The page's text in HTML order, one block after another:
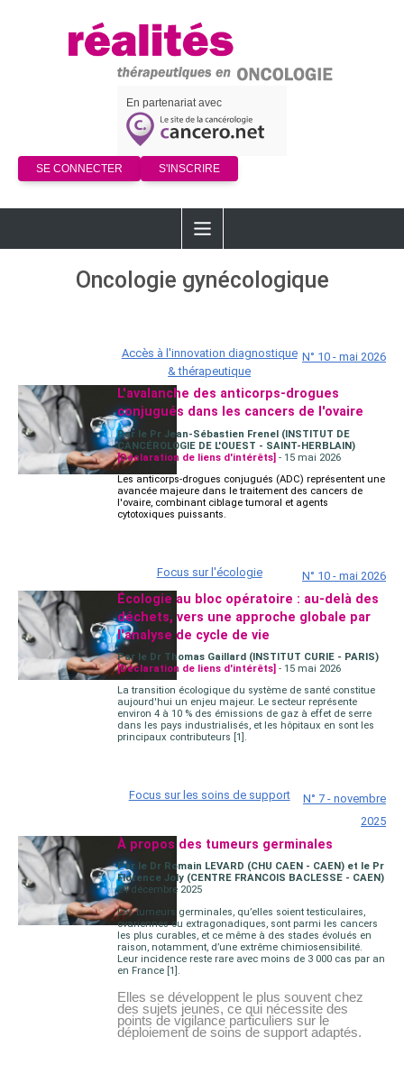
En partenariat avec
SE CONNECTER S'INSCRIRE
Oncologie gynécologique
Accès à l'innovation diagnostique
& thérapeutique
N° 10 - mai 2026
L'avalanche des anticorps-drogues
conjugués dans les cancers de l'ovaire
Par le Pr Jean-Sébastien Frenel (INSTITUT DE
CANCÉROLOGIE DE L'OUEST - SAINT-HERBLAIN)
[Déclaration de liens d'intérêts]- 15 mai 2026
Les anticorps-drogues conjugués (ADC) représentent une
avancée majeure dans le traitement des cancers de
l'ovaire, combinant ciblage tumoral et agents
cytotoxiques puissants.
Focus sur l'écologie N° 10 - mai 2026
Écologie au bloc opératoire : au-delà des
déchets, vers une approche globale par
l'analyse de cycle de vie
Par le Dr Thomas Gaillard (INSTITUT CURIE - PARIS)
[Déclaration de liens d'intérêts]- 15 mai 2026
La transition écologique du système de santé constitue
aujourd'hui un enjeu majeur. Le secteur représente
environ 4 à 10 % des émissions de gaz à effet de serre
dans les pays industrialisés, et les hôpitaux en sont les
principaux contributeurs [1].
Focus sur les soins de support
N° 7 - novembre
2025
À propos des tumeurs germinales
Par le Dr Romain LEVARD (CHU CAEN - CAEN) et le Pr
Florence Joly (CENTRE FRANCOIS BACLESSE - CAEN)
24 décembre 2025
Les tumeurs germinales, qu’elles soient testiculaires,
ovariennes ou extragonadiques, sont parmi les cancers
les plus curables, et ce même à des stades évolués en
raison, notamment, d’une extrême chimiosensibilité.
Leur incidence reste rare avec moins de 3 000 cas par an
en France [1].
Elles se développent le plus souvent chez
des sujets jeunes, ce qui nécessite des
points de vigilance particuliers sur le
déploiement de soins de support adaptés.